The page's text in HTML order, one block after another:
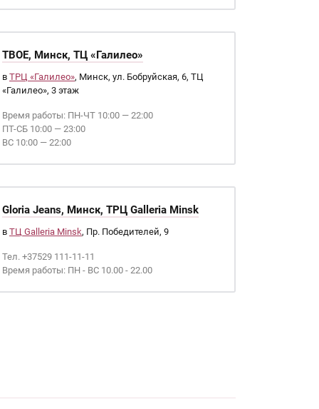
ТВОЕ, Минск, ТЦ «Галилео»
в ТРЦ «Галилео», Минск, ул. Бобруйская, 6, ТЦ
«Галилео», 3 этаж
Время работы: ПН-ЧТ 10:00 — 22:00
ПТ-СБ 10:00 — 23:00
ВС 10:00 — 22:00
Gloria Jeans, Минск, ТРЦ Galleria Minsk
в ТЦ Galleria Minsk, Пр. Победителей, 9
Тел. +37529 111-11-11
Время работы: ПН - ВС 10.00 - 22.00